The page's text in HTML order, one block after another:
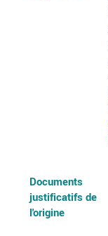
Documents
justificatifs de
l'origine